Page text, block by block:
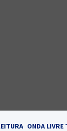
ONDA LIVRE